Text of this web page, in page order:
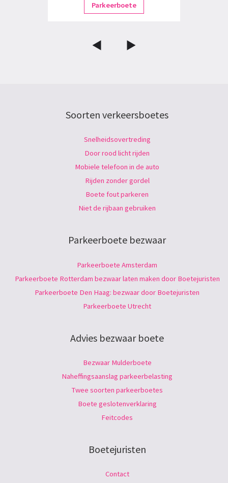
Parkeerboete
Soorten verkeersboetes
Snelheidsovertreding
Door rood licht rijden
Mobiele telefoon in de auto
Rijden zonder gordel
Boete fout parkeren
Niet de rijbaan gebruiken
Parkeerboete bezwaar
Parkeerboete Amsterdam
Parkeerboete Rotterdam bezwaar laten maken door Boetejuristen
Parkeerboete Den Haag: bezwaar door Boetejuristen
Parkeerboete Utrecht
Advies bezwaar boete
Bezwaar Mulderboete
Naheffingsaanslag parkeerbelasting
Twee soorten parkeerboetes
Boete geslotenverklaring
Feitcodes
Boetejuristen
Contact